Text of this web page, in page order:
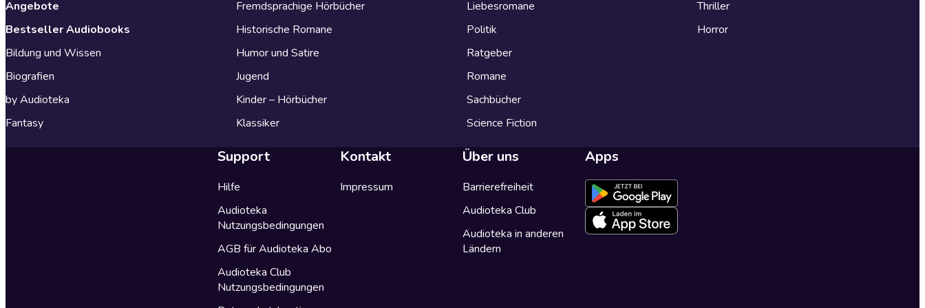
Angebote
Bestseller Audiobooks
Bildung und Wissen
Biografien
by Audioteka
Fantasy
Fremdsprachige Hörbücher
Historische Romane
Humor und Satire
Jugend
Kinder – Hörbücher
Klassiker
Liebesromane
Politik
Ratgeber
Romane
Sachbücher
Science Fiction
Thriller
Horror
Support
Hilfe
Audioteka
Nutzungsbedingungen
AGB für Audioteka Abo
Audioteka Club
Nutzungsbedingungen
Kontakt
Impressum
Über uns
Barrierefreiheit
Audioteka Club
Audioteka in anderen
Ländern
Apps